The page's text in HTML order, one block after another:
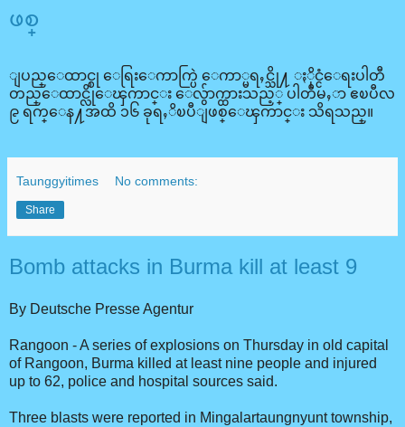
ဖစ္
ျပည္ေထာင္စု ေရြးေကာက္ပြဲ ေကာ္မရႇင္သို႔ ႏိုင္ငံေရးပါတီ
တည္ေထာင္လိုေၾကာင္း ေလွ်ာက္ထားသည့္ ပါတီမႇာ ဧၿပီလ
၉ ရက္ေန႔အထိ ၁၆ ခုရႇိၿပီျဖစ္ေၾကာင္း သိရသည္။
Taunggyitimes No comments:
Share
Bomb attacks in Burma kill at least 9
By Deutsche Presse Agentur
Rangoon - A series of explosions on Thursday in old capital
of Rangoon, Burma killed at least nine people and injured
up to 62, police and hospital sources said.
Three blasts were reported in Mingalartaungnyunt township,